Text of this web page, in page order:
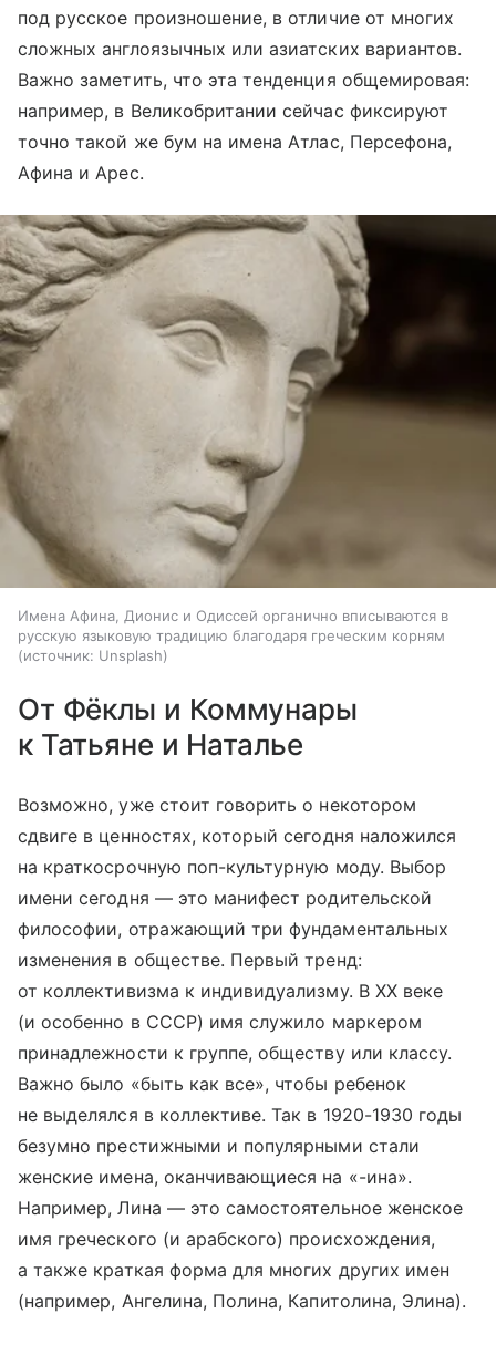
под русское произношение, в отличие от многих
сложных англоязычных или азиатских вариантов.
Важно заметить, что эта тенденция общемировая:
например, в Великобритании сейчас фиксируют
точно такой же бум на имена Атлас, Персефона,
Афина и Арес.
Имена Афина, Дионис и Одиссей органично вписываются в
русскую языковую традицию благодаря греческим корням
источник: Unsplash
От Фёклы и Коммунары
к Татьяне и Наталье
Возможно, уже стоит говорить о некотором
сдвиге в ценностях, который сегодня наложился
на краткосрочную поп-культурную моду. Выбор
имени сегодня — это манифест родительской
философии, отражающий три фундаментальных
изменения в обществе. Первый тренд:
от коллективизма к индивидуализму. В XX веке
(и особенно в СССР) имя служило маркером
принадлежности к группе, обществу или классу.
Важно было «быть как все», чтобы ребенок
не выделялся в коллективе. Так в 1920-1930 годы
безумно престижными и популярными стали
женские имена, оканчивающиеся на «-ина».
Например, Лина — это самостоятельное женское
имя греческого (и арабского) происхождения,
а также краткая форма для многих других имен
(например, Ангелина, Полина, Капитолина, Элина).